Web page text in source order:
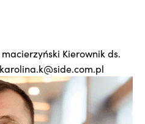
Kierownik ds.
karolina.k@side.com.pl